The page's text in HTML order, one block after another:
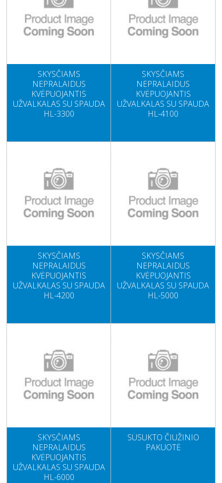
SKYSČIAMS
NEPRALAIDUS
KVĖPUOJANTIS
UŽVALKALAS SU SPAUDA
HL-3300
SKYSČIAMS
NEPRALAIDUS
KVĖPUOJANTIS
UŽVALKALAS SU SPAUDA
HL-4100
SKYSČIAMS
NEPRALAIDUS
KVĖPUOJANTIS
UŽVALKALAS SU SPAUDA
HL-4200
SKYSČIAMS
NEPRALAIDUS
KVĖPUOJANTIS
UŽVALKALAS SU SPAUDA
HL-5000
SKYSČIAMS
NEPRALAIDUS
KVĖPUOJANTIS
UŽVALKALAS SU SPAUDA
HL-6000
SUSUKTO ČIUŽINIO
PAKUOTĖ